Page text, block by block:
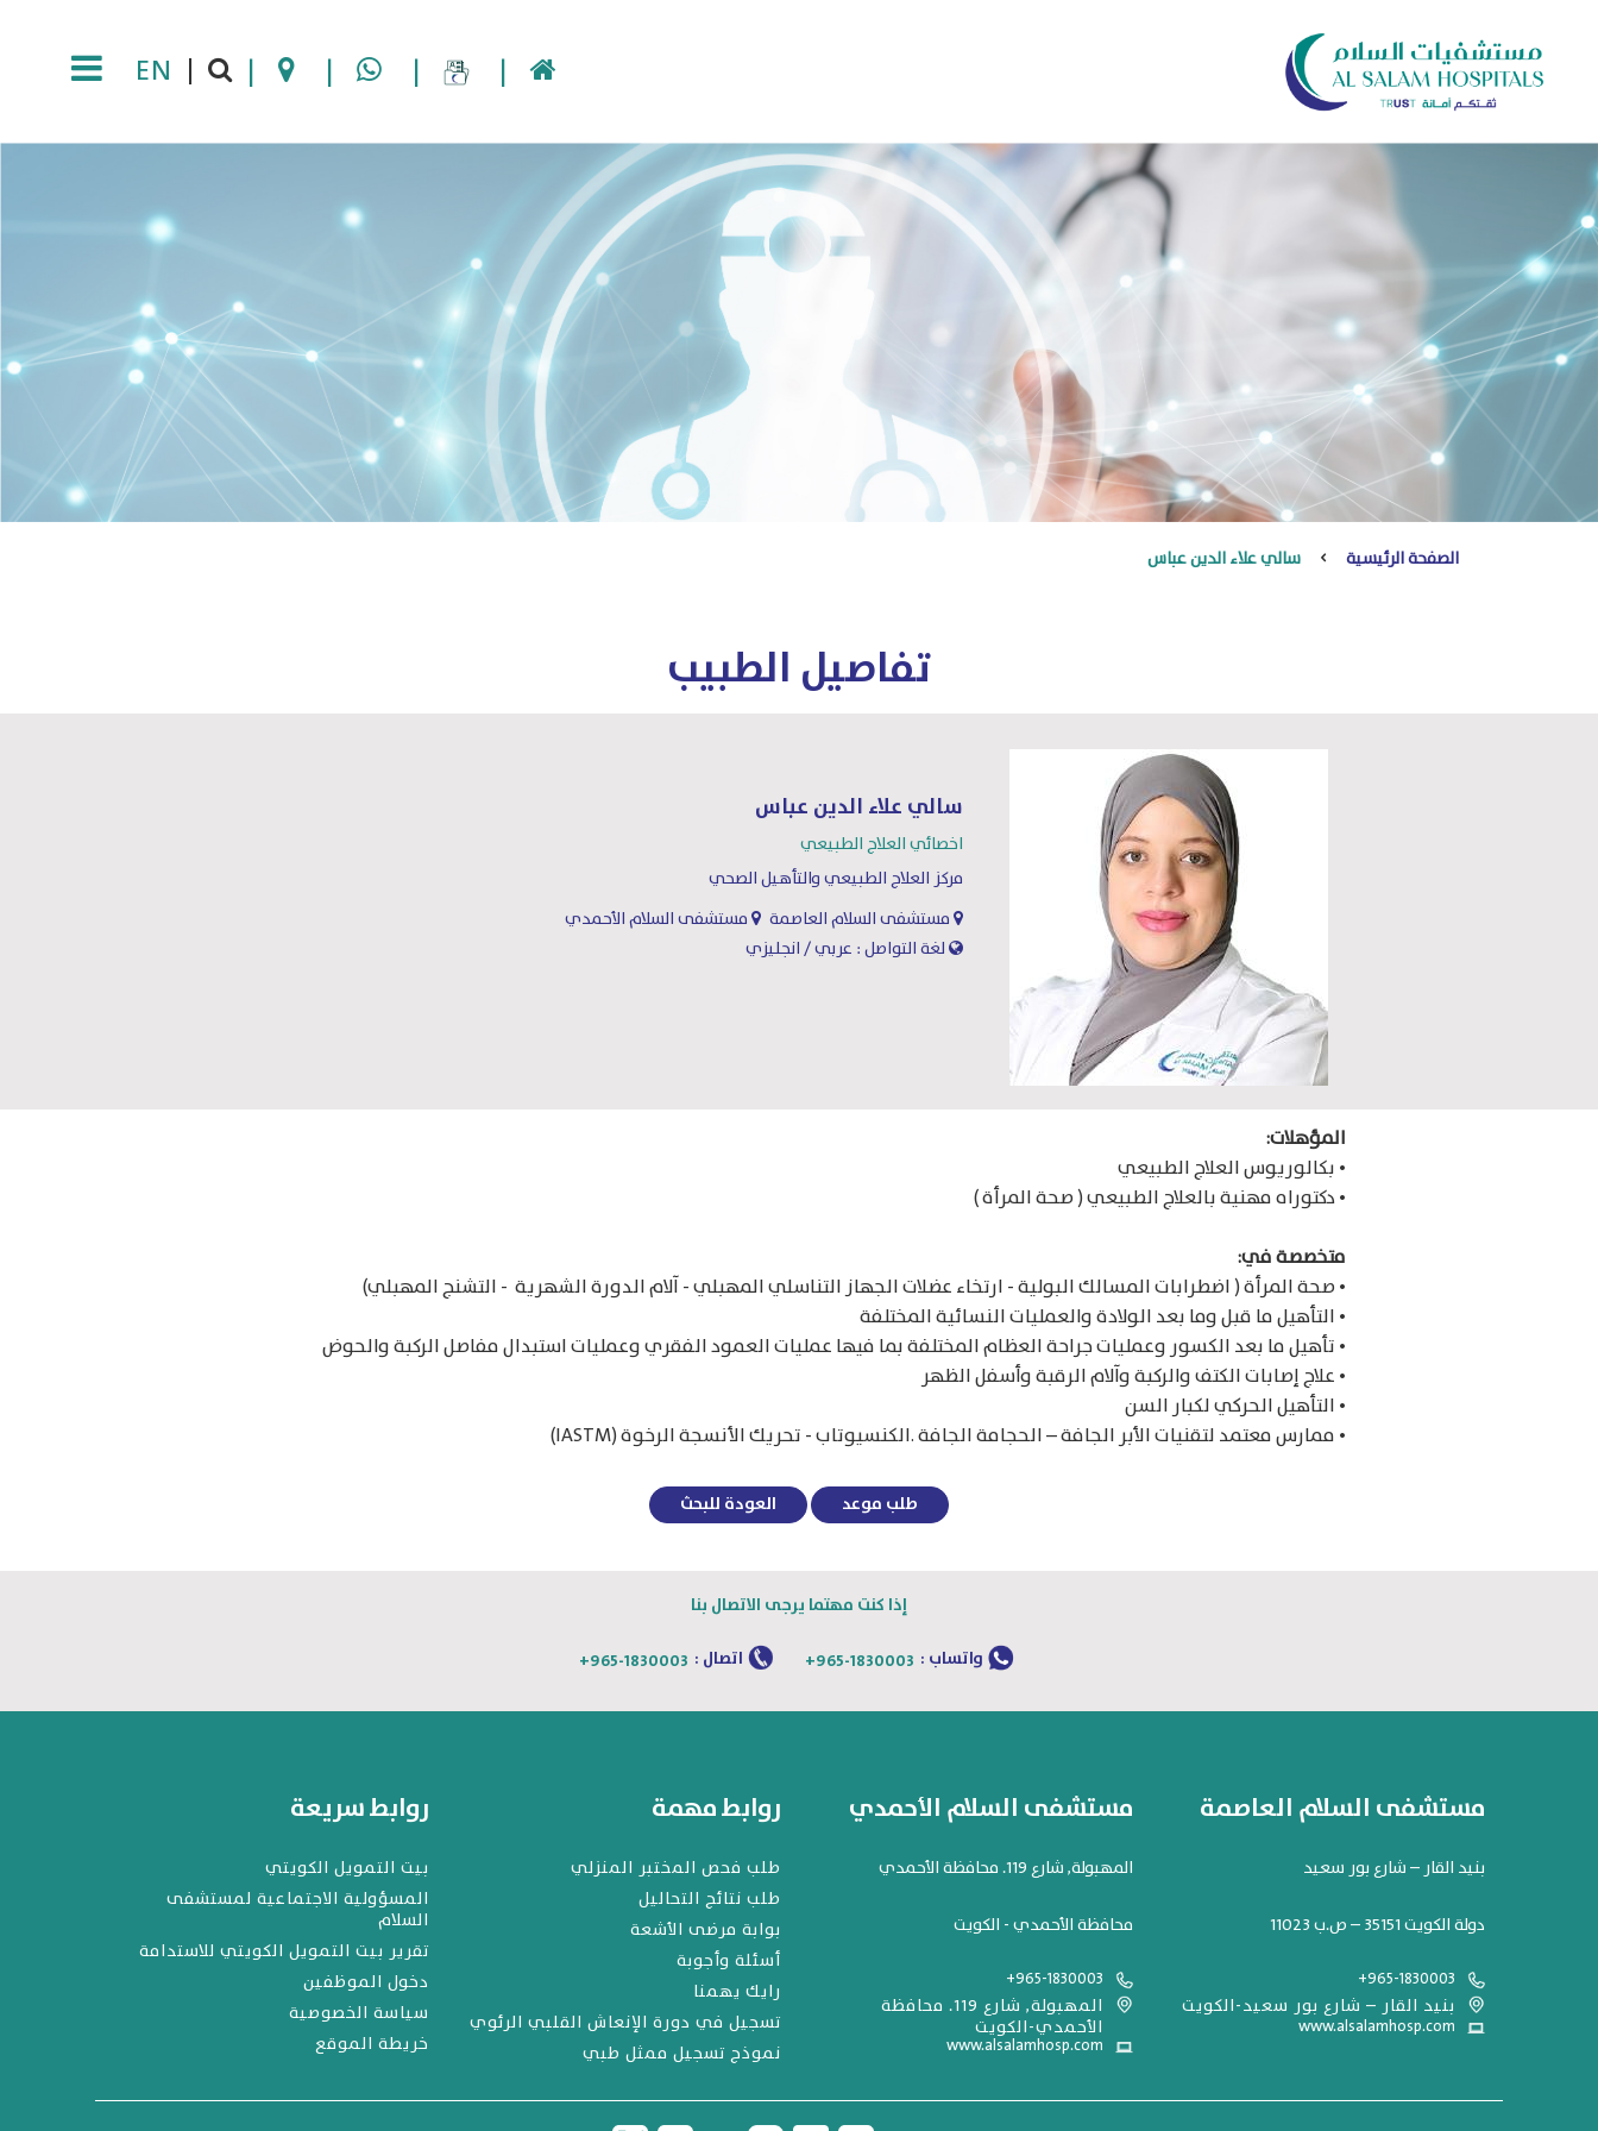
|
|
|
|
|
EN
الصفحة الرئيسية سالي علاء الدين عباس
تفاصيل الطبيب
سالي علاء الدين عباس
اخصائي العلاج الطبيعي
مركز العلاج الطبيعي والتأهيل الصحي
مستشفى السلام العاصمة
مستشفى السلام الأحمدي
لغة التواصل : عربي / انجليزي
المؤهلات:
• بكالوريوس العلاج الطبيعي
• دكتوراه مهنية بالعلاج الطبيعي ( صحة المرأة )
متخصصة في:
• صحة المرأة ( اضطرابات المسالك البولية - ارتخاء عضلات الجهاز التناسلي المهبلي - آلام الدورة الشهرية - التشنج المهبلي)
• التأهيل ما قبل وما بعد الولادة والعمليات النسائية المختلفة
• تأهيل ما بعد الكسور وعمليات جراحة العظام المختلفة بما فيها عمليات العمود الفقري وعمليات استبدال مفاصل الركبة والحوض
• علاج إصابات الكتف والركبة وآلام الرقبة وأسفل الظهر
• التأهيل الحركي لكبار السن
• ممارس معتمد لتقنيات الأبر الجافة – الحجامة الجافة .الكنسيوتاب - تحريك الأنسجة الرخوة (IASTM)
طلب موعد العودة للبحث
إذا كنت مهتما يرجى الاتصال بنا
واتساب : +965-1830003 اتصال : +965-1830003
مستشفى السلام العاصمة
بنيد القار – شارع بور سعيد
دولة الكويت 35151 – ص.ب 11023
+965-1830003
بنيد القار – شارع بور سعيد-الكويت
www.alsalamhosp.com
مستشفى السلام الأحمدي
المهبولة, شارع 119. محافظة الأحمدي
محافظة الأحمدي - الكويت
+965-1830003
المهبولة, شارع 119. محافظة
الأحمدي-الكويت
www.alsalamhosp.com
روابط مهمة
طلب فحص المختبر المنزلي
طلب نتائج التحاليل
بوابة مرضى الأشعة
أسئلة وأجوبة
رايك يهمنا
تسجيل في دورة الإنعاش القلبي الرئوي
نموذج تسجيل ممثل طبي
روابط سريعة
بيت التمويل الكويتي
المسؤولية الاجتماعية لمستشفى
السلام
تقرير بيت التمويل الكويتي للاستدامة
دخول الموظفين
سياسة الخصوصية
خريطة الموقع